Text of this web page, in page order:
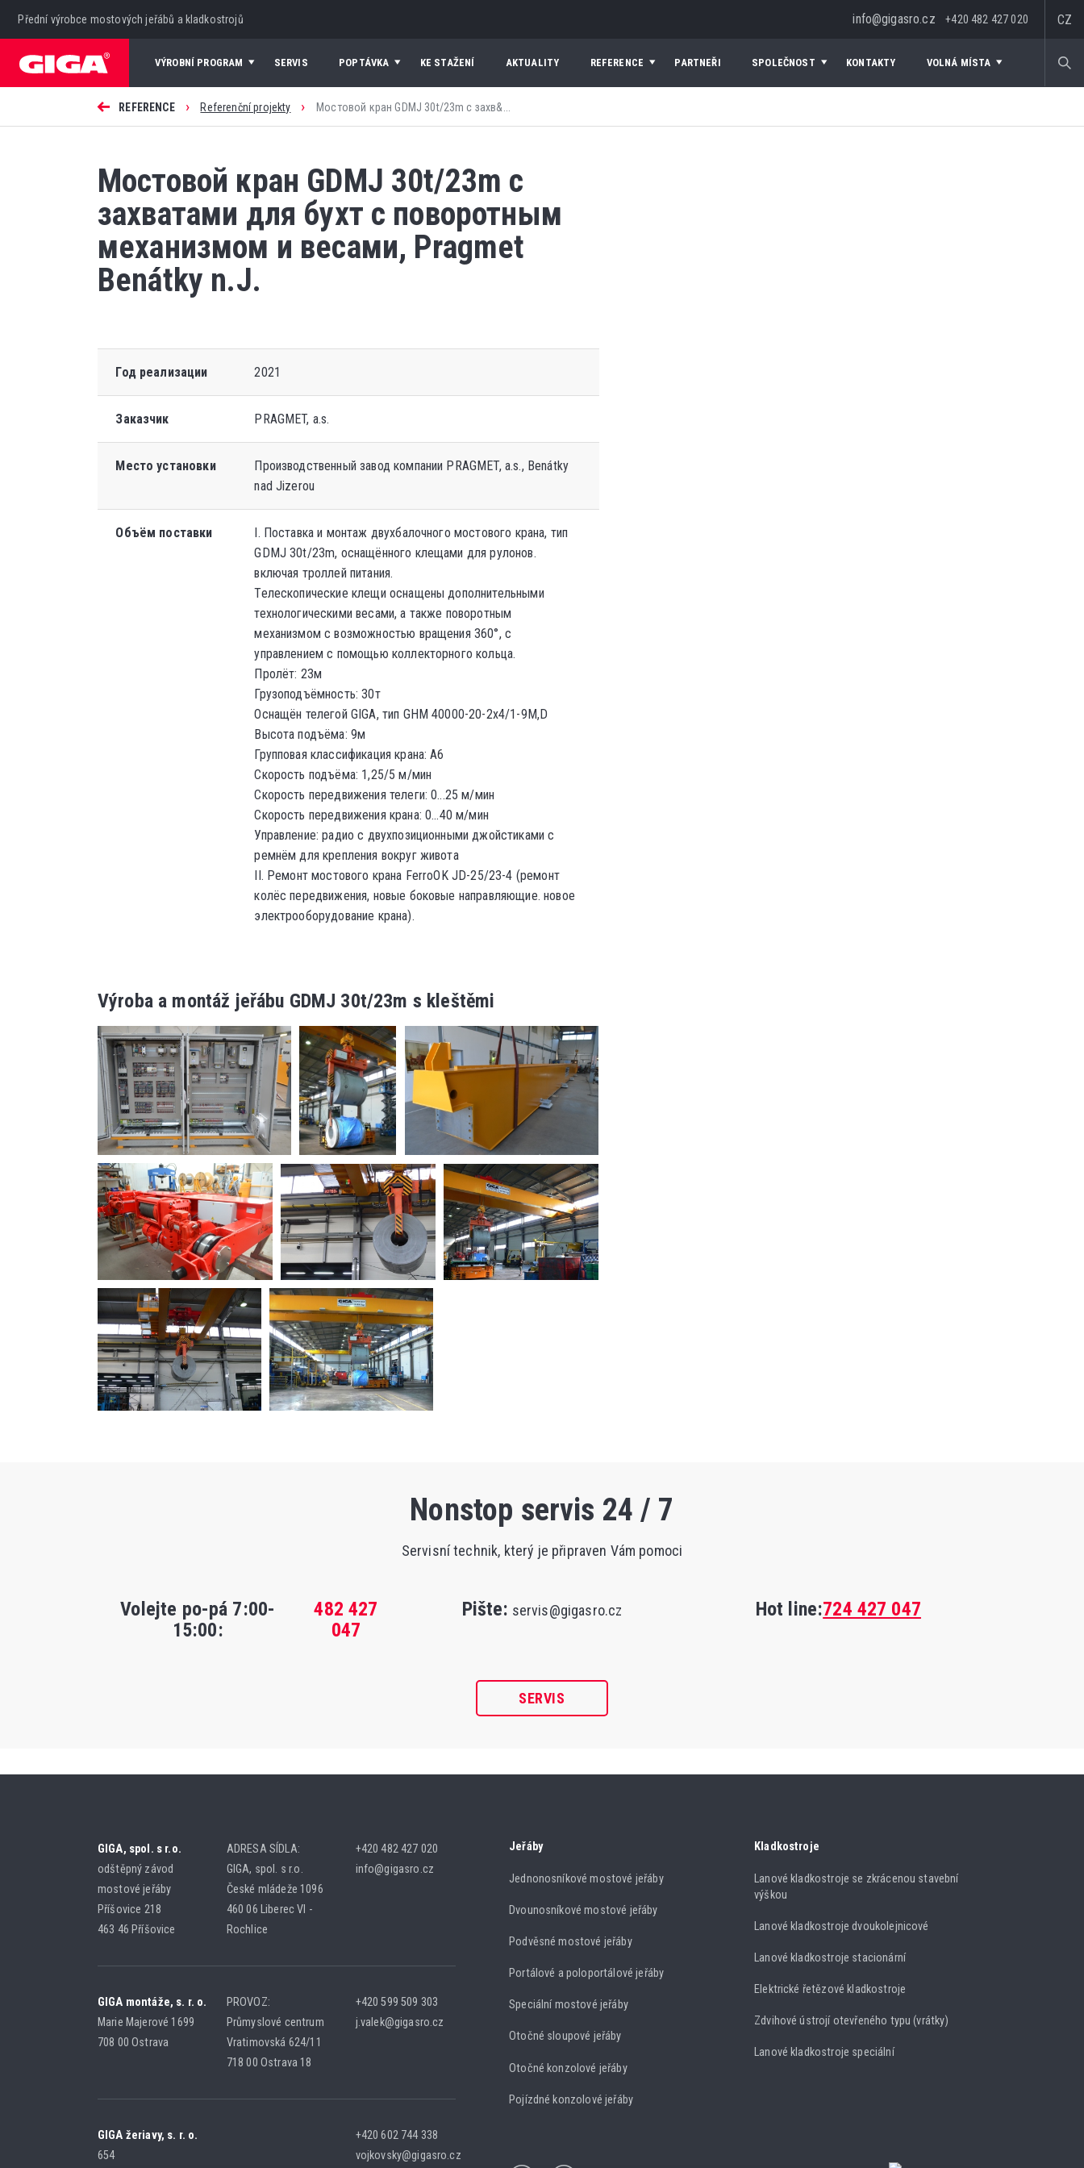
Přední výrobce mostových jeřábů a kladkostrojů info@gigasro.cz+420 482 427 020 CZ
VÝROBNÍ PROGRAM SERVIS POPTÁVKA KE STAŽENÍ AKTUALITY REFERENCE PARTNEŘI SPOLEČNOST KONTAKTY VOLNÁ MÍSTA
REFERENCE › Referenční projekty › Мостовой кран GDMJ 30t/23m с захв&...
Мостовой кран GDMJ 30t/23m с
захватами для бухт с поворотным
механизмом и весами, Pragmet
Benátky n.J.
Год реализации 2021
Заказчик PRAGMET, a.s.
Место установки
Производственный завод компании PRAGMET, a.s., Benátky
nad Jizerou
Объём поставки I. Поставка и монтаж двухбалочного мостового крана, тип
GDMJ 30t/23m, оснащённого клещами для рулонов.
включая троллей питания.
Телескопические клещи оснащены дополнительными
технологическими весами, а также поворотным
механизмом с возможностью вращения 360°, с
управлением с помощью коллекторного кольца.
Пролёт: 23м
Грузоподъёмность: 30т
Оснащён телегой GIGA, тип GHM 40000-20-2x4/1-9M,D
Высота подъёма: 9м
Групповая классификация крана: A6
Скорость подъёма: 1,25/5 м/мин
Скорость передвижения телеги: 0...25 м/мин
Скорость передвижения крана: 0...40 м/мин
Управление: радио с двухпозиционными джойстиками с
ремнём для крепления вокруг живота
II. Ремонт мостового крана FerroOK JD-25/23-4 (ремонт
колёс передвижения, новые боковые направляющие. новое
электрооборудование крана).
Výroba a montáž jeřábu GDMJ 30t/23m s kleštěmi
Nonstop servis 24 / 7
Servisní technik, který je připraven Vám pomoci
Volejte po-pá 7:00-
15:00:
482 427
047
Pište: servis@gigasro.cz Hot line:724 427 047
SERVIS
GIGA, spol. s r.o.
odštěpný závod
mostové jeřáby
Příšovice 218
463 46 Příšovice
ADRESA SÍDLA:
GIGA, spol. s r.o.
České mládeže 1096
460 06 Liberec VI -
Rochlice
+420 482 427 020
info@gigasro.cz
GIGA montáže, s. r. o.
Marie Majerové 1699
708 00 Ostrava
PROVOZ:
Průmyslové centrum
Vratimovská 624/11
718 00 Ostrava 18
+420 599 509 303
j.valek@gigasro.cz
GIGA žeriavy, s. r. o.
654
+420 602 744 338
vojkovsky@gigasro.cz
Jeřáby
Jednonosníkové mostové jeřáby
Dvounosníkové mostové jeřáby
Podvěsné mostové jeřáby
Portálové a poloportálové jeřáby
Speciální mostové jeřáby
Otočné sloupové jeřáby
Otočné konzolové jeřáby
Pojízdné konzolové jeřáby
Kladkostroje
Lanové kladkostroje se zkrácenou stavební
výškou
Lanové kladkostroje dvoukolejnicové
Lanové kladkostroje stacionární
Elektrické řetězové kladkostroje
Zdvihové ústrojí otevřeného typu (vrátky)
Lanové kladkostroje speciální